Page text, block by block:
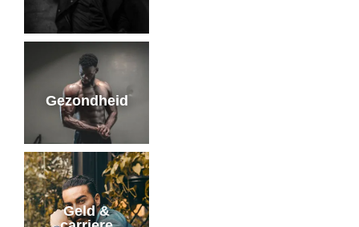
Gezondheid
Geld &